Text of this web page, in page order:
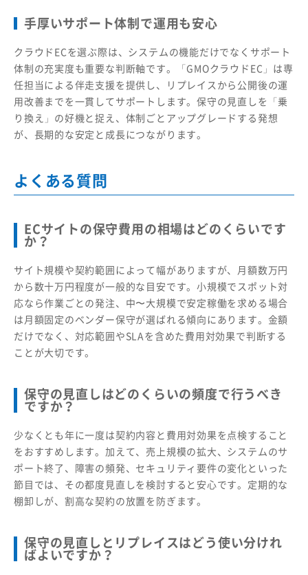
手厚いサポート体制で運用も安心
クラウドECを選ぶ際は、システムの機能だけでなくサポート
体制の充実度も重要な判断軸です。「GMOクラウドEC」は専
任担当による伴走支援を提供し、リプレイスから公開後の運
用改善までを一貫してサポートします。保守の見直しを「乗
り換え」の好機と捉え、体制ごとアップグレードする発想
が、長期的な安定と成長につながります。
よくある質問
ECサイトの保守費用の相場はどのくらいです
か？
サイト規模や契約範囲によって幅がありますが、月額数万円
から数十万円程度が一般的な目安です。小規模でスポット対
応なら作業ごとの発注、中〜大規模で安定稼働を求める場合
は月額固定のベンダー保守が選ばれる傾向にあります。金額
だけでなく、対応範囲やSLAを含めた費用対効果で判断する
ことが大切です。
保守の見直しはどのくらいの頻度で行うべき
ですか？
少なくとも年に一度は契約内容と費用対効果を点検すること
をおすすめします。加えて、売上規模の拡大、システムのサ
ポート終了、障害の頻発、セキュリティ要件の変化といった
節目では、その都度見直しを検討すると安心です。定期的な
棚卸しが、割高な契約の放置を防ぎます。
保守の見直しとリプレイスはどう使い分けれ
ばよいですか？